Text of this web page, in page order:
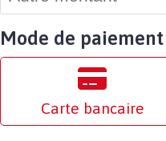
Mode de paiement
Carte bancaire